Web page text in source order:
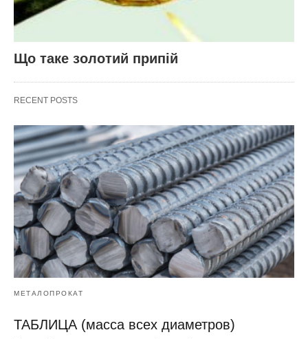
Що таке золотий припій
RECENT POSTS
МЕТАЛОПРОКАТ
ТАБЛИЦА (масса всех диаметров)